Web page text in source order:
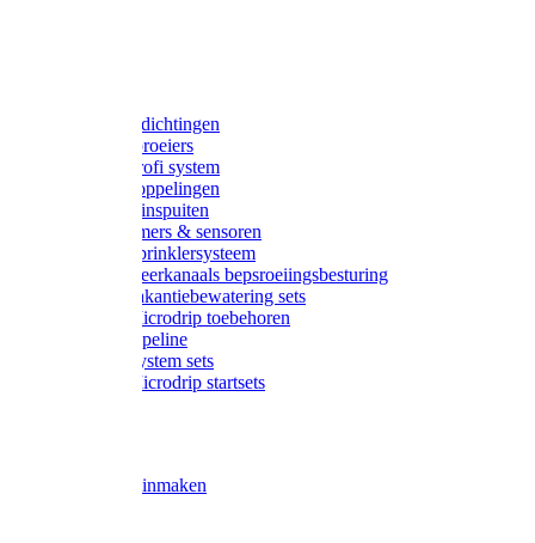
Gardena afdichtingen
Gardena sproeiers
Gardena Profi system
Gardena koppelingen
Gardena tuinspuiten
Gardena timers & sensoren
Gardena Sprinklersysteem
Gardena meerkanaals bepsroeiingsbesturing
Gardena vakantiebewatering sets
Gardena Microdrip toebehoren
Gardena Pipeline
Gardena System sets
Gardena Microdrip startsets
Wecken & inmaken